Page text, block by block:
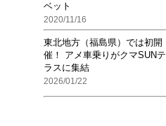
ベット
2020/11/16
東北地方（福島県）では初開
催！ アメ車乗りがクマSUNテ
ラスに集結
2026/01/22